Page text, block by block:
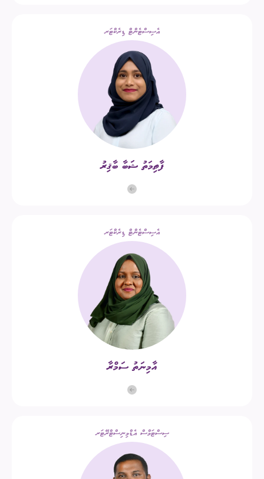
އެސިސްޓެންޓް ޑިރެކްޓަރ
ފާޠިމަތު ޝަބާ ބާޤިރު
އެސިސްޓެންޓް ޑިރެކްޓަރ
އާމިނަތު ސަމްރާ
ސިސްޓަމްސް އެޑްމިނިސްޓްރޭޓަރ